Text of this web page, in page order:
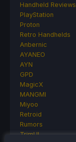
Handheld Reviews
PlayStation
Proton
Retro Handhelds
Anbernic
AYANEO
AYN
GPD
MagicX
MANGMI
Miyoo
Retroid
Rumors
TrimUI